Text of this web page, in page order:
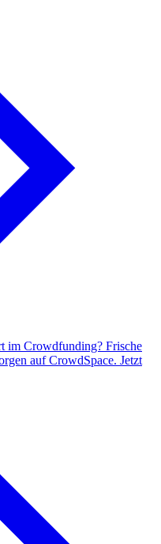
im Crowdfunding? Frische
auf CrowdSpace. Jetzt